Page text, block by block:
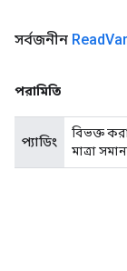
সর্বজনীন Read
পরামিতি
প্যাডিং
বিভক্ত
মাত্রা